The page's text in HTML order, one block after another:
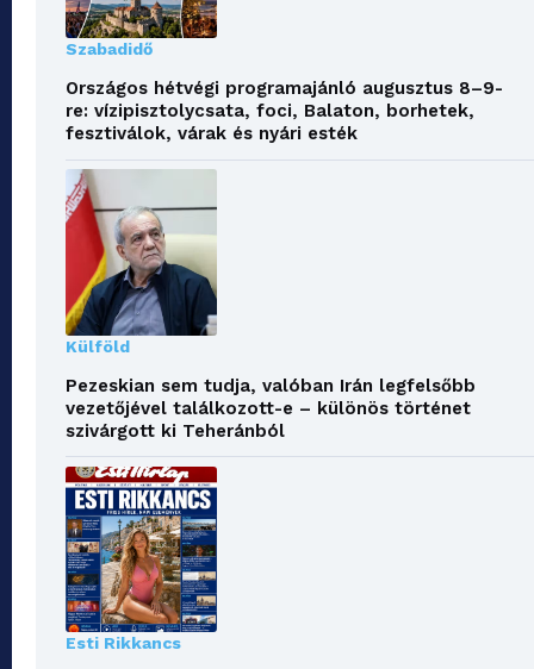
Szabadidő
Országos hétvégi programajánló augusztus 8–9-
re: vízipisztolycsata, foci, Balaton, borhetek,
fesztiválok, várak és nyári esték
Külföld
Pezeskian sem tudja, valóban Irán legfelsőbb
vezetőjével találkozott-e – különös történet
szivárgott ki Teheránból
Esti Rikkancs